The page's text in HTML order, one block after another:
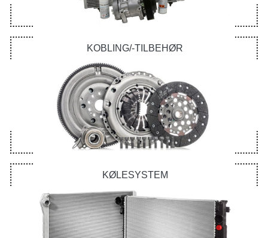
KOBLING/-TILBEHØR
KØLESYSTEM